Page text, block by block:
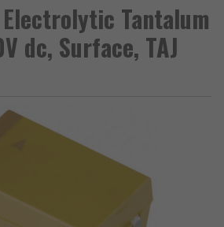
Tantalum
dc, Surface, TAJ